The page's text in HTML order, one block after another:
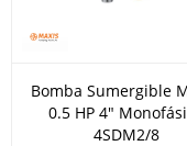
Bomba Sumergible
0.5 HP 4"
4SDM2/8